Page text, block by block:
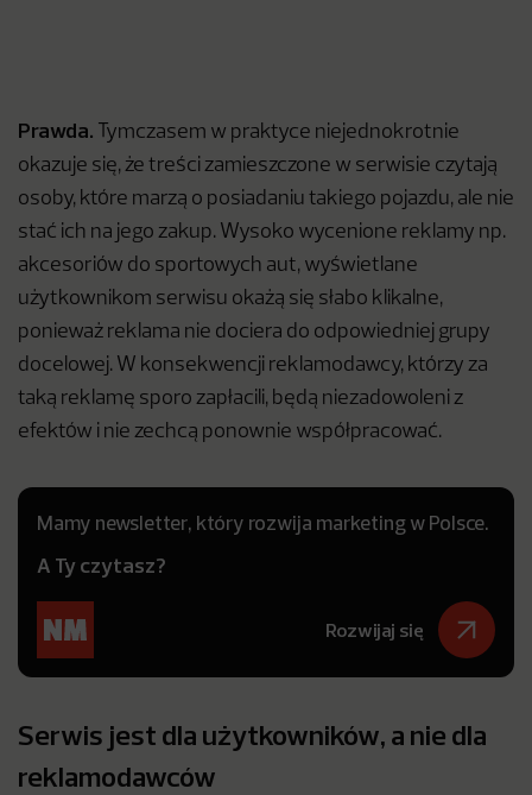
Prawda. Tymczasem w praktyce niejednokrotnie
okazuje się, że treści zamieszczone w serwisie czytają
osoby, które marzą o posiadaniu takiego pojazdu, ale nie
stać ich na jego zakup. Wysoko wycenione reklamy np.
akcesoriów do sportowych aut, wyświetlane
użytkownikom serwisu okażą się słabo klikalne,
ponieważ reklama nie dociera do odpowiedniej grupy
docelowej. W konsekwencji reklamodawcy, którzy za
taką reklamę sporo zapłacili, będą niezadowoleni z
efektów i nie zechcą ponownie współpracować.
Mamy newsletter, który rozwija marketing w Polsce.
A Ty czytasz?
Rozwijaj się
Serwis jest dla użytkowników, a nie dla
reklamodawców